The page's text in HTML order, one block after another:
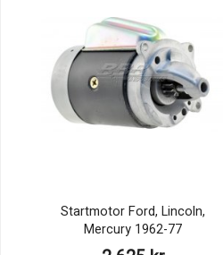
Startmotor Ford, Lincoln,
Mercury 1962-77